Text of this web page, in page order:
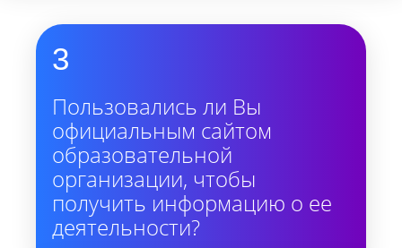
3
Пользовались ли Вы
официальным сайтом
образовательной
организации, чтобы
получить информацию о ее
деятельности?